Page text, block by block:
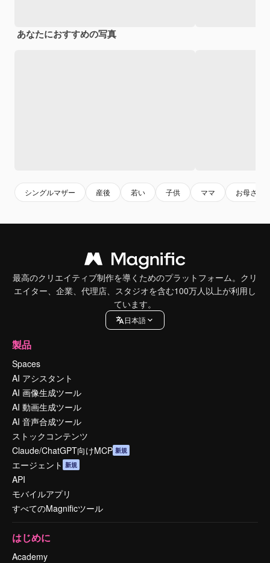
あなたにおすすめの写真
シングルマザー 産後 若い 子供 ママ お母さん
最高のクリエイティブ制作を導くためのプラットフォーム。クリ
エイター、企業、代理店、スタジオを含む100万人以上が利用し
ています。
日本語
製品
Spaces
AI アシスタント
AI 画像生成ツール
AI 動画生成ツール
AI 音声合成ツール
ストックコンテンツ
Claude/ChatGPT向けMCP 新規
エージェント 新規
API
モバイルアプリ
すべてのMagnificツール
はじめに
Academy